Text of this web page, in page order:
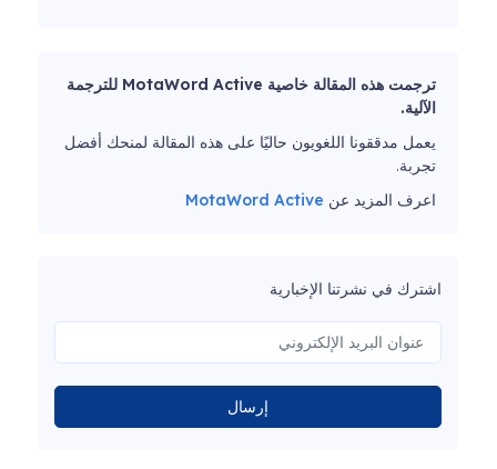
ترجمت هذه المقالة خاصية MotaWord Active للترجمة
الآلية.
يعمل مدققونا اللغويون حاليًا على هذه المقالة لمنحك أفضل
تجربة.
اعرف المزيد عن MotaWord Active
اشترك في نشرتنا الإخبارية
إرسال